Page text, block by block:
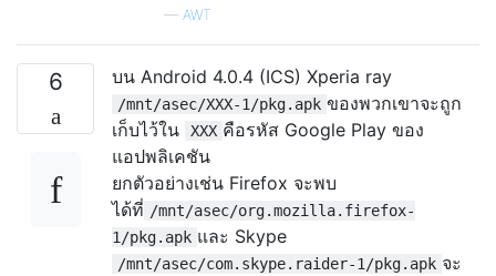
— AWT
6 บน Android 4.0.4 (ICS) Xperia ray
/mnt/asec/XXX-1/pkg.apk ของพวกเขาจะถูก
เก็บไว้ใน
XXX คือรหัส Google Play ของ
แอปพลิเคชัน
ยกตัวอย่างเช่น Firefox จะพบ
ได้ที่ /mnt/asec/org.mozilla.firefox-
1/pkg.apk และ Skype
/mnt/asec/com.skype.raider-1/pkg.apk จะ